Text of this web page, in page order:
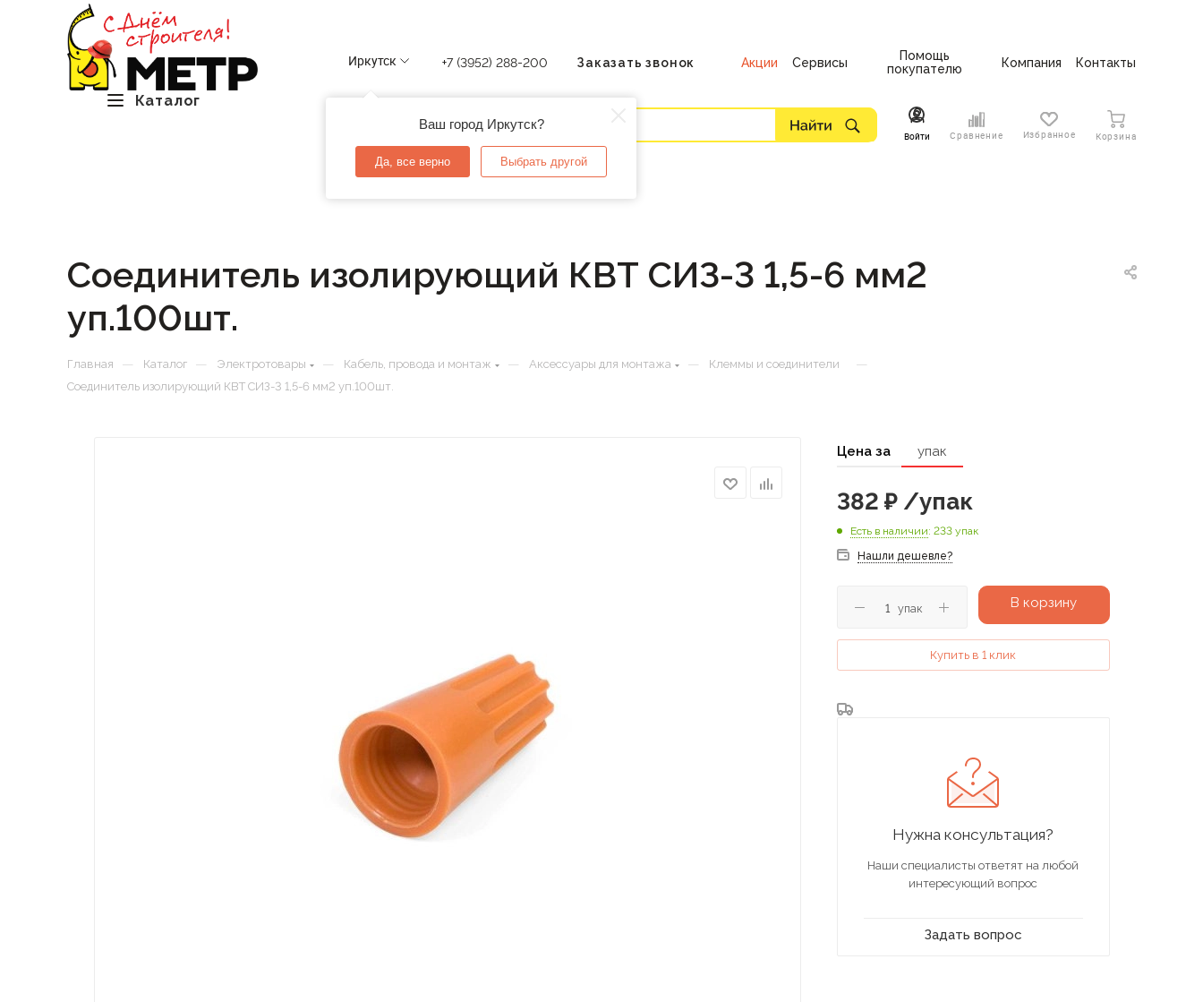
Каталог
Иркутск
Ваш город Иркутск?
Да, все верно Выбрать другой
+7 (3952) 288-200 Заказать звонок Акции Сервисы
Помощь
покупателю
Компания Контакты
Войти Сравнение Избранное Корзина
Соединитель изолирующий КВТ СИЗ-3 1,5-6 мм2
уп.100шт.
Главная — Каталог — Электротовары — Кабель, провода и монтаж — Аксессуары для монтажа — Клеммы и соединители —
Соединитель изолирующий КВТ СИЗ-3 1,5-6 мм2 уп.100шт.
Цена за упак
382 ₽/упак
Есть в наличии: 233 упак
Нашли дешевле?
упак В корзину
Купить в 1 клик
Нужна консультация?
Наши специалисты ответят на любой
интересующий вопрос
Задать вопрос